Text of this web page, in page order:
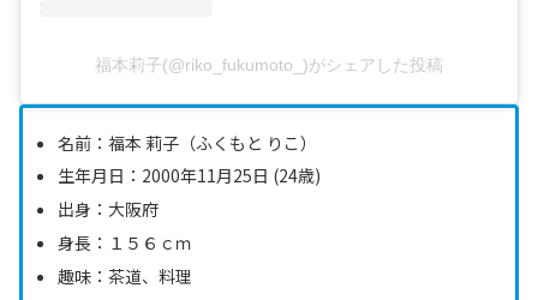
福本莉子(@riko_fukumoto_)がシェアした投稿
名前：福本 莉子（ふくもと りこ）
生年月日：2000年11月25日 (24歳)
出身：大阪府
身長：１５６ｃｍ
趣味：茶道、料理